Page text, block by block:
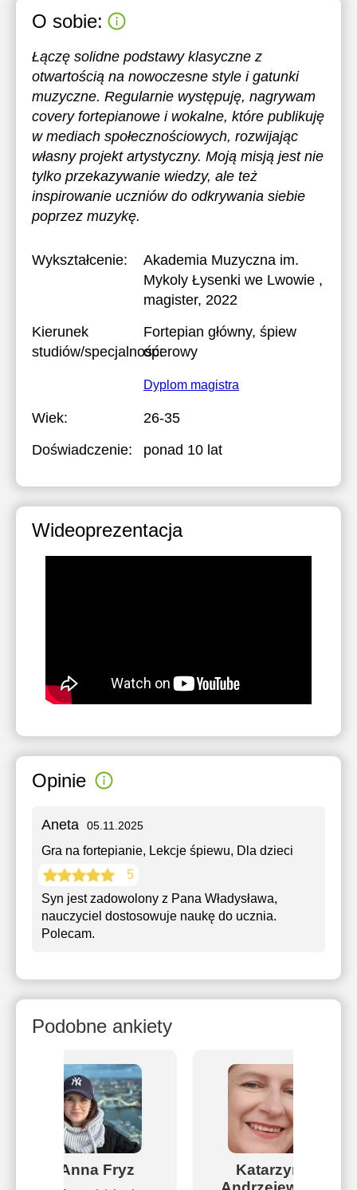
O sobie:
Łączę solidne podstawy klasyczne z
otwartością na nowoczesne style i gatunki
muzyczne. Regularnie występuję, nagrywam
covery fortepianowe i wokalne, które publikuję
w mediach społecznościowych, rozwijając
własny projekt artystyczny. Moją misją jest nie
tylko przekazywanie wiedzy, ale też
inspirowanie uczniów do odkrywania siebie
poprzez muzykę.
Wykształcenie:
Akademia Muzyczna im.
Mykoly Łysenki we Lwowie ,
magister, 2022
Kierunek
studiów/specjalność:
Fortepian główny, śpiew
operowy
Dyplom magistra
Wiek:
26-35
Doświadczenie:
ponad 10 lat
Wideoprezentacja
Opinie
Aneta 05.11.2025
Gra na fortepianie, Lekcje śpiewu, Dla dzieci
5
Syn jest zadowolony z Pana Władysława,
nauczyciel dostosowuje naukę do ucznia.
Polecam.
Podobne ankiety
Anna Fryz
Katarzyna